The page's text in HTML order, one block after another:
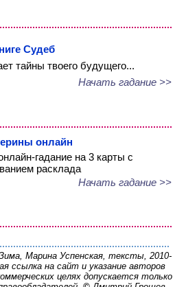
Судеб
тайны твоего будущего...
Начать гадание >>
онлайн
гадание на 3 карты с
расклада
Начать гадание >>
Марина Успенская, тексты, 2010-
ссылка на сайт и указание авторов
целях допускается только